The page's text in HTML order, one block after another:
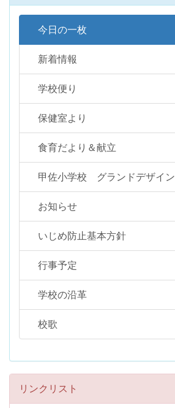
今日の一枚
新着情報
学校便り
保健室より
食育だより＆献立
甲佐小学校 グランドデザイン
お知らせ
いじめ防止基本方針
行事予定
学校の沿革
校歌
リンクリスト